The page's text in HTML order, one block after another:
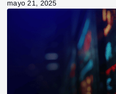
mayo 21, 2025